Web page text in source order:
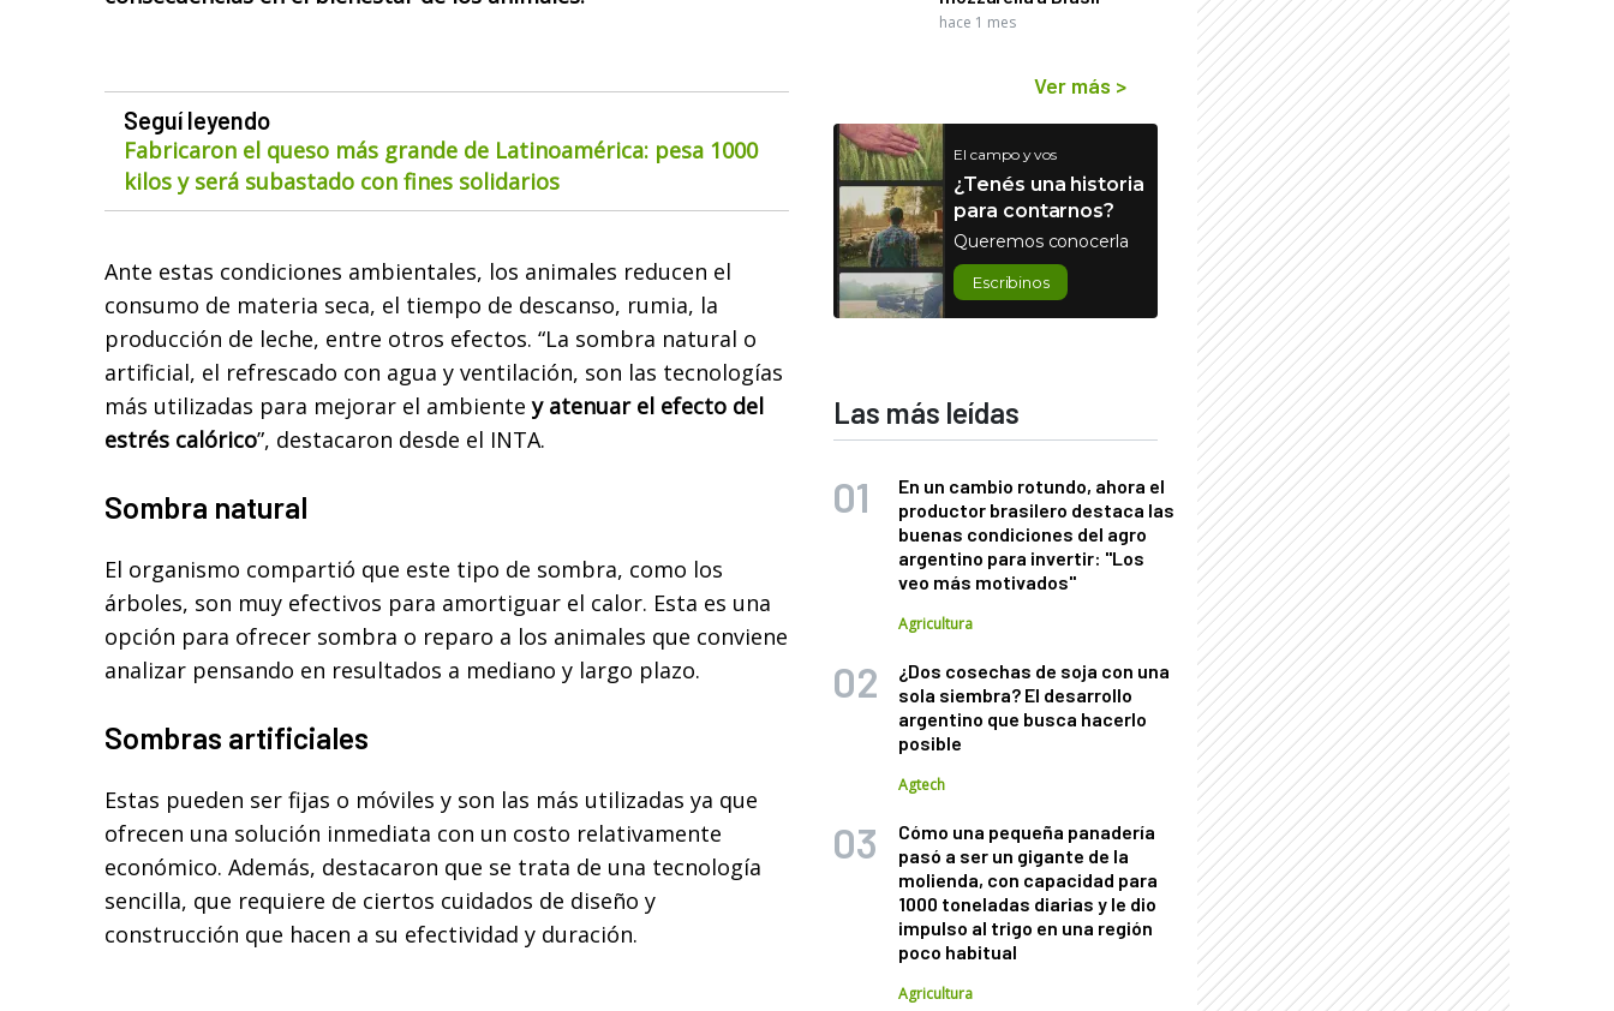
Seguí leyendo
Fabricaron el queso más grande de Latinoamérica: pesa 1000
kilos y será subastado con fines solidarios
Ante estas condiciones ambientales, los animales reducen el
consumo de materia seca, el tiempo de descanso, rumia, la
producción de leche, entre otros efectos. “La sombra natural o
artificial, el refrescado con agua y ventilación, son las tecnologías
más utilizadas para mejorar el ambientey atenuar el efecto del
estrés calórico”, destacaron desde el INTA.
Sombra natural
El organismo compartió que este tipo de sombra, como los
árboles, son muy efectivos para amortiguar el calor. Esta es una
opción para ofrecer sombra o reparo a los animales que conviene
analizar pensando en resultados a mediano y largo plazo.
Sombras artificiales
Estas pueden ser fijas o móviles y son las más utilizadas ya que
ofrecen una solución inmediata con un costo relativamente
económico. Además, destacaron que se trata de una tecnología
sencilla, que requiere de ciertos cuidados de diseño y
construcción que hacen a su efectividad y duración.
hace 1 mes
Ver más >
El campo y vos
¿Tenés una historia
para contarnos?
Queremos conocerla
Escribinos
Las más leídas
En un cambio rotundo, ahora el
productor brasilero destaca las
buenas condiciones del agro
argentino para invertir: "Los
veo más motivados"
Agricultura
¿Dos cosechas de soja con una
sola siembra? El desarrollo
argentino que busca hacerlo
posible
Agtech
Cómo una pequeña panadería
pasó a ser un gigante de la
molienda, con capacidad para
1000 toneladas diarias y le dio
impulso al trigo en una región
poco habitual
Agricultura